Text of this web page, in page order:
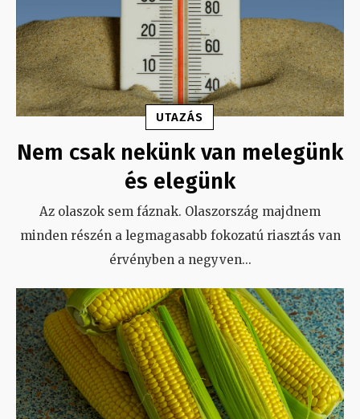
UTAZÁS
Nem csak nekünk van melegünk
és elegünk
Az olaszok sem fáznak. Olaszország majdnem
minden részén a legmagasabb fokozatú riasztás van
érvényben a negyven...